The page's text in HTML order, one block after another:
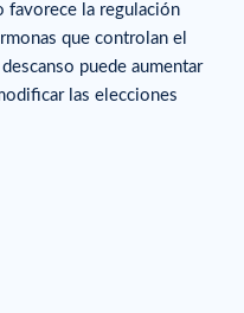
favorece la regulación
que controlan el
puede aumentar
las elecciones